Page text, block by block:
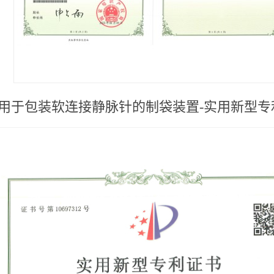
于包装软连接静脉针的制袋装置-实用新型